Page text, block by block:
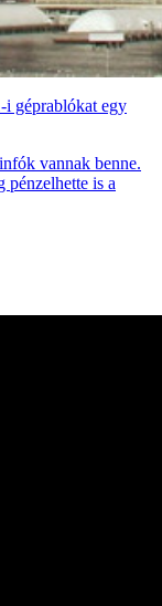
i géprablókat egy
vannak benne.
pénzelhette is a